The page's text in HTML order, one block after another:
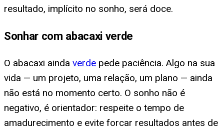
resultado, implícito no sonho, será doce.
Sonhar com abacaxi verde
O abacaxi ainda verde pede paciência. Algo na sua
vida — um projeto, uma relação, um plano — ainda
não está no momento certo. O sonho não é
negativo, é orientador: respeite o tempo de
amadurecimento e evite forçar resultados antes de